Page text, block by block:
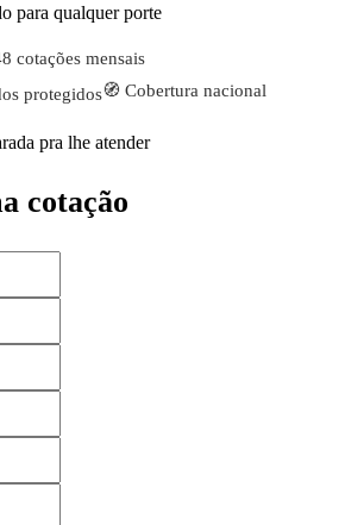
para qualquer porte
cotações mensais
protegidos🧭 Cobertura nacional
pra lhe atender
cotação